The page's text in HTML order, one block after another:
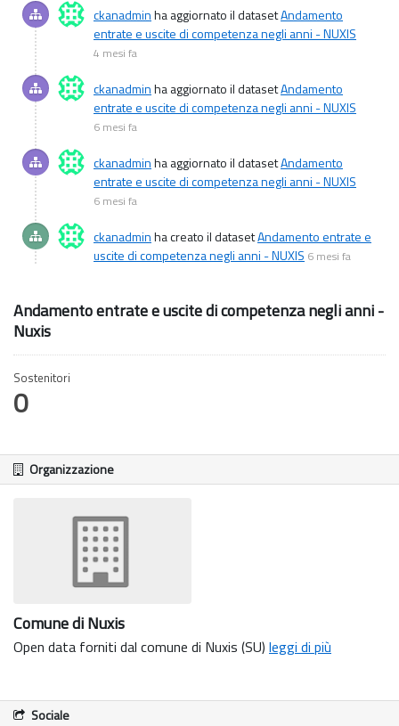
ckanadminha aggiornato il datasetAndamento
entrate e uscite di competenza negli anni - NUXIS
4 mesi fa
ckanadminha aggiornato il datasetAndamento
entrate e uscite di competenza negli anni - NUXIS
6 mesi fa
ckanadminha aggiornato il datasetAndamento
entrate e uscite di competenza negli anni - NUXIS
6 mesi fa
ckanadminha creato il datasetAndamento entrate e
uscite di competenza negli anni - NUXIS 6 mesi fa
Andamento entrate e uscite di competenza negli anni -
Nuxis
Sostenitori
0
Organizzazione
Comune di Nuxis
Open data forniti dal comune di Nuxis (SU) leggi di più
Sociale